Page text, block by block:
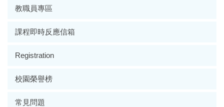
教職員專區
課程即時反應信箱
Registration
校園榮譽榜
常見問題